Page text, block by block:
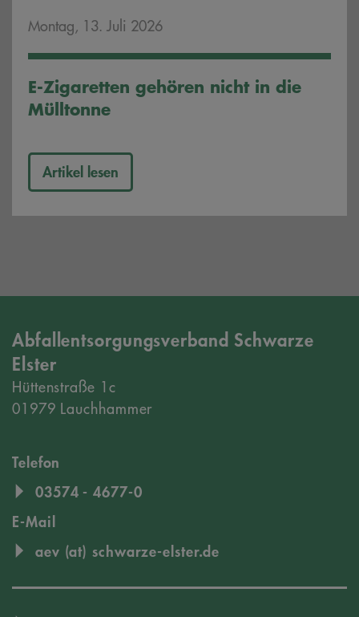
Montag, 13. Juli 2026
E-Zigaretten gehören nicht in die
Mülltonne
Artikel lesen
Abfallentsorgungsverband Schwarze
Elster
Hüttenstraße 1c
01979 Lauchhammer
Telefon
03574 - 4677-0
E-Mail
aev (at) schwarze-elster.de